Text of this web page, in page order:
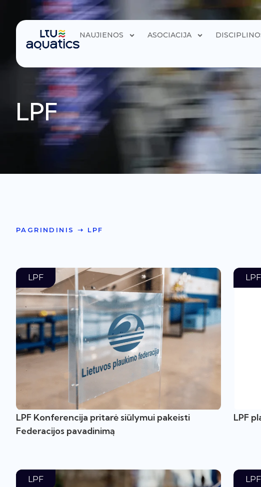
NAUJIENOS ASOCIACIJA
LPF
PAGRINDINIS ➝ LPF
LPF
LPF Konferencija pritarė siūlymui pakeisti
Federacijos pavadinimą
LPF
LPF
LPF LPF